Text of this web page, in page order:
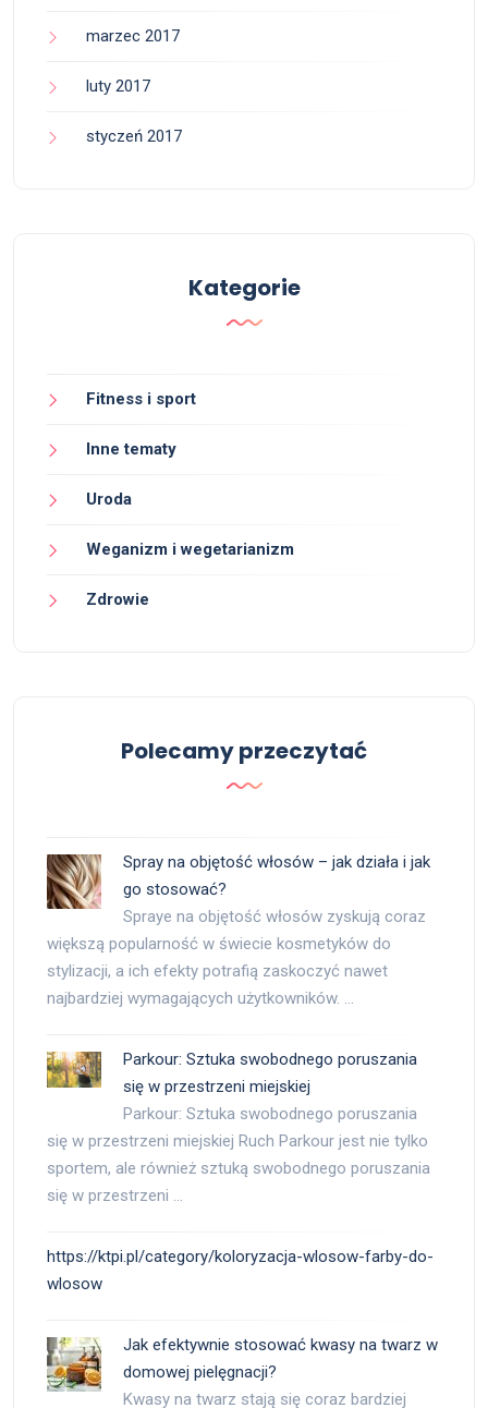
marzec 2017
luty 2017
styczeń 2017
Kategorie
Fitness i sport
Inne tematy
Uroda
Weganizm i wegetarianizm
Zdrowie
Polecamy przeczytać
Spray na objętość włosów – jak działa i jak
go stosować?
Spraye na objętość włosów zyskują coraz
większą popularność w świecie kosmetyków do
stylizacji, a ich efekty potrafią zaskoczyć nawet
najbardziej wymagających użytkowników. …
Parkour: Sztuka swobodnego poruszania
się w przestrzeni miejskiej
Parkour: Sztuka swobodnego poruszania
się w przestrzeni miejskiej Ruch Parkour jest nie tylko
sportem, ale również sztuką swobodnego poruszania
się w przestrzeni …
https://ktpi.pl/category/koloryzacja-wlosow-farby-do-
wlosow
Jak efektywnie stosować kwasy na twarz w
domowej pielęgnacji?
Kwasy na twarz stają się coraz bardziej